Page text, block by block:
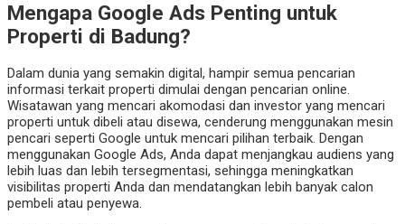
Mengapa Google Ads Penting untuk
Properti di Badung?
Dalam dunia yang semakin digital, hampir semua pencarian
informasi terkait properti dimulai dengan pencarian online.
Wisatawan yang mencari akomodasi dan investor yang mencari
properti untuk dibeli atau disewa, cenderung menggunakan mesin
pencari seperti Google untuk mencari pilihan terbaik. Dengan
menggunakan Google Ads, Anda dapat menjangkau audiens yang
lebih luas dan lebih tersegmentasi, sehingga meningkatkan
visibilitas properti Anda dan mendatangkan lebih banyak calon
pembeli atau penyewa.